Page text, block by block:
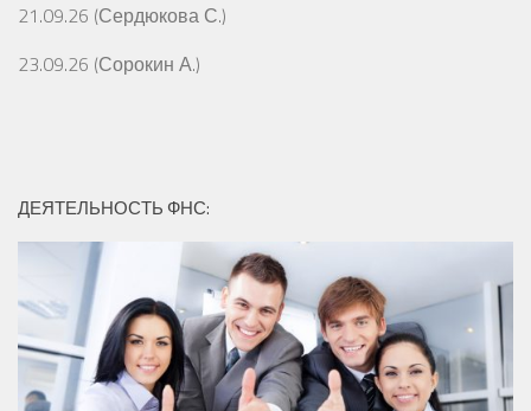
21.09.26 (Сердюкова С.)
23.09.26 (Сорокин А.)
ДЕЯТЕЛЬНОСТЬ ФНС: